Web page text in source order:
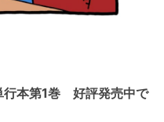
本第1巻 好評発売中で